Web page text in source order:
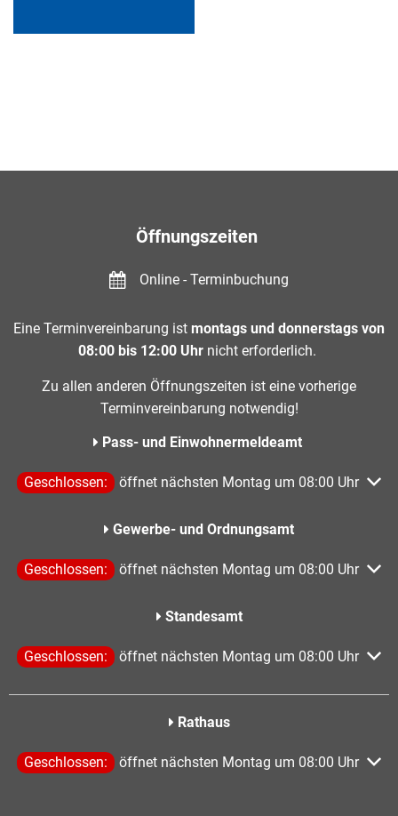
Öffnungszeiten
Online - Terminbuchung
Eine Terminvereinbarung ist montags und donnerstags von
08:00 bis 12:00 Uhr nicht erforderlich.
Zu allen anderen Öffnungszeiten ist eine vorherige
Terminvereinbarung notwendig!
Pass- und Einwohnermeldeamt
Klicken, um weitere Öffnungs- oder Schließzeiten
Geschlossen: öffnet nächsten Montag um 08:00 Uhr
Gewerbe- und Ordnungsamt
Klicken, um weitere Öffnungs- oder Schließzeiten
Geschlossen: öffnet nächsten Montag um 08:00 Uhr
Standesamt
Klicken, um weitere Öffnungs- oder Schließzeiten
Geschlossen: öffnet nächsten Montag um 08:00 Uhr
Rathaus
Klicken, um weitere Öffnungs- oder Schließzeiten
Geschlossen: öffnet nächsten Montag um 08:00 Uhr